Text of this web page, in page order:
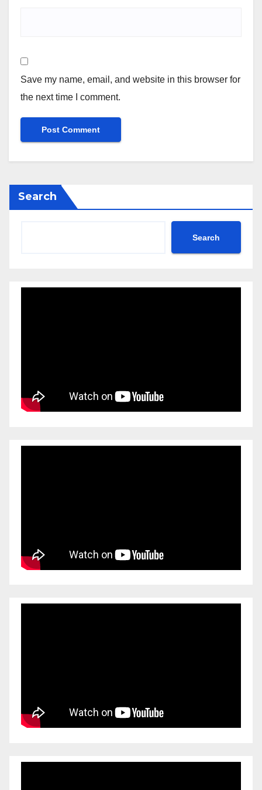
Save my name, email, and website in this browser for
the next time I comment.
Search
Search